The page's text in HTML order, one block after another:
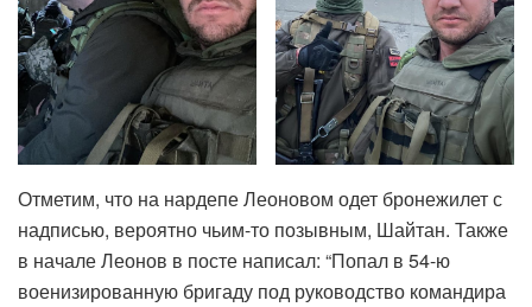
Отметим, что на нардепе Леоновом одет бронежилет с
надписью, вероятно чьим-то позывным, Шайтан. Также
в начале Леонов в посте написал: “Попал в 54-ю
военизированную бригаду под руководство командира